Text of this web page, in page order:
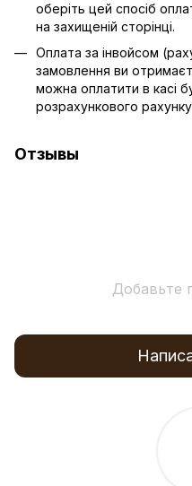
оберіть цей спосіб
на захищеній сторінці.
Оплата за інвойсом
замовлення ви
можна оплатити в касі
розрахункового
Отзывы
Добавьте